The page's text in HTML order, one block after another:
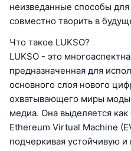
неизведанные способы
совместно творить в
Что такое LUKSO?
LUKSO - это
предназначенная для
основного слоя нового
охватывающего миры
медиа. Она выделяется
Ethereum Virtual Machine
подчеркивая устойчивую